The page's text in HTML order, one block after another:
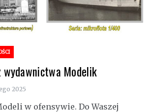
wydawnictwa Modelik
2025
w ofensywie. Do Waszej